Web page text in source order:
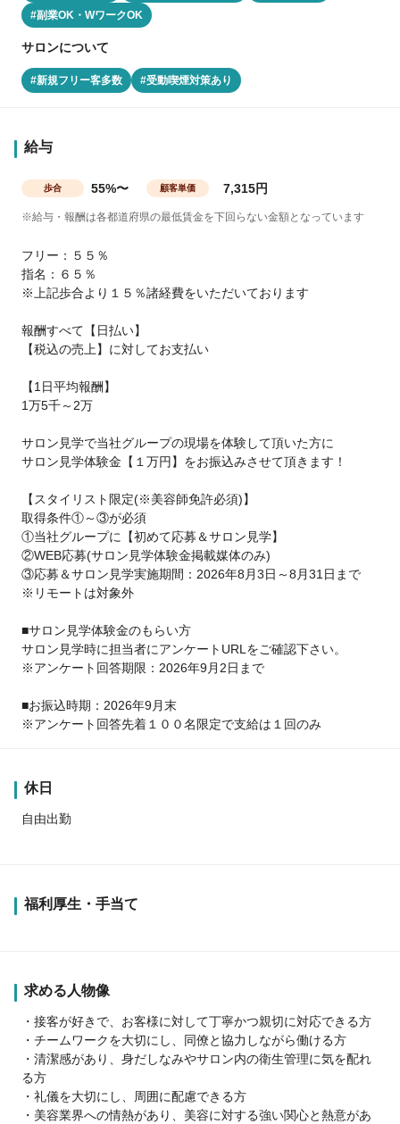
#副業OK・WワークOK
サロンについて
#新規フリー客多数 #受動喫煙対策あり
給与
歩合 55%〜 顧客単価 7,315円
※給与・報酬は各都道府県の最低賃金を下回らない金額となっています
フリー：５５％
指名：６５％
※上記歩合より１５％諸経費をいただいております
報酬すべて【日払い】
【税込の売上】に対してお支払い
【1日平均報酬】
1万5千～2万
サロン見学で当社グループの現場を体験して頂いた方に
サロン見学体験金【１万円】をお振込みさせて頂きます！
【スタイリスト限定(※美容師免許必須)】
取得条件①～③が必須
①当社グループに【初めて応募＆サロン見学】
②WEB応募(サロン見学体験金掲載媒体のみ)
③応募＆サロン見学実施期間：2026年8月3日～8月31日まで
※リモートは対象外
■サロン見学体験金のもらい方
サロン見学時に担当者にアンケートURLをご確認下さい。
※アンケート回答期限：2026年9月2日まで
■お振込時期：2026年9月末
※アンケート回答先着１００名限定で支給は１回のみ
休日
自由出勤
福利厚生・手当て
求める人物像
・接客が好きで、お客様に対して丁寧かつ親切に対応できる方
・チームワークを大切にし、同僚と協力しながら働ける方
・清潔感があり、身だしなみやサロン内の衛生管理に気を配れ
る方
・礼儀を大切にし、周囲に配慮できる方
・美容業界への情熱があり、美容に対する強い関心と熱意があ